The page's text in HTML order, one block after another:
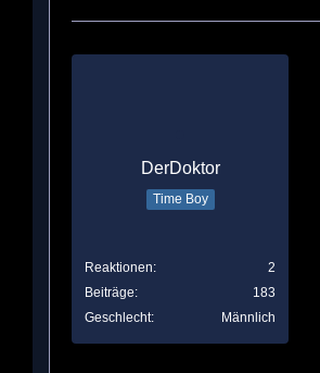
DerDoktor
Time Boy
Reaktionen
2
Beiträge
183
Geschlecht
Männlich